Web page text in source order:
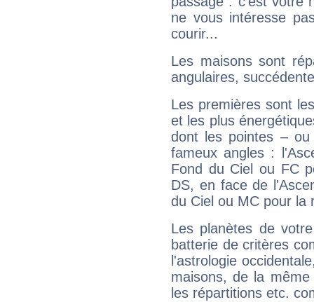
ne vous intéresse
courir...
Les maisons sont
angulaires,
Les premières sont
et les plus
dont les pointes –
fameux angles :
Fond du Ciel ou FC
DS, en face de
du Ciel ou MC pour la
Les planètes de
batterie de critères
l'astrologie
maisons, de la
les répartitions etc.